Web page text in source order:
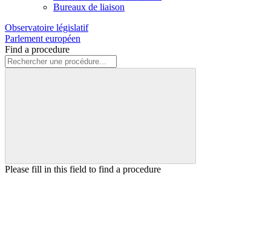
Bureaux de liaison
Observatoire législatif
Parlement européen
Find a procedure
Please fill in this field to find a procedure